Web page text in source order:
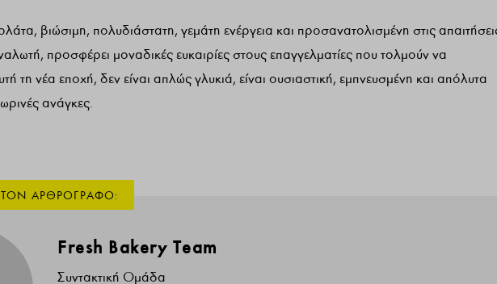
βιώσιμη, πολυδιάστατη, γεμάτη ενέργεια και προσανατολισμένη στις
προσφέρει μοναδικές ευκαιρίες στους επαγγελματίες που τολμούν να
τη νέα εποχή, δεν είναι απλώς γλυκιά, είναι ουσιαστική, εμπνευσμένη και απόλυτα
ανάγκες.
Fresh Bakery Team
Συντακτική Ομάδα